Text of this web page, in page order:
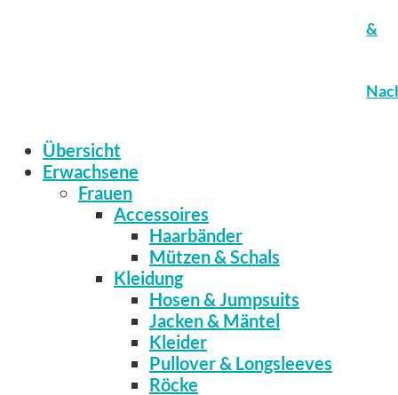
&
Übersicht
Erwachsene
Frauen
Accessoires
Haarbänder
Mützen & Schals
Kleidung
Hosen & Jumpsuits
Jacken & Mäntel
Kleider
Pullover & Longsleeves
Röcke